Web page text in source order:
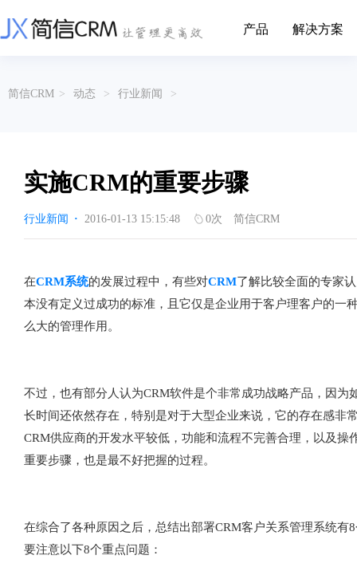
产品
营销云
从营销获客到商机转化的全流程管理
渠道云
融合分公司、经销商、总部伙伴管理
涵盖多种售前/后服务元素功能和接入
涵盖多种售前/后服务元素功能和接入
解决方案
挖现有客户价值以及开发更多新...
传媒企业自身由于数字化传媒的发
展，对其内部控制建设和完善也是...
进装修行业往
互联网等相关信息技术的发展是支撑
互联网金融模式发展的基石，给...
通过数字化方
享受个性化的
帮助文档
以CRM产品为基础的功能点
关于简信
简信CRM > 动态 > 行业新闻 >
实施CRM的重要步骤
行业新闻 · 2016-01-13 15:15:48 0次 简信CRM
在CRM系统的发展过程中，有些对CRM了解比较全面的专家
本没有定义过成功的标准，且它仅是企业用于客户理客户的一
么大的管理作用。
不过，也有部分人认为CRM软件是个非常成功战略产品，因
长时间还依然存在，特别是对于大型企业来说，它的存在感非
CRM供应商的开发水平较低，功能和流程不完善合理，以及
重要步骤，也是最不好把握的过程。
在综合了各种原因之后，总结出部署CRM客户关系管理系统
要注意以下8个重点问题：